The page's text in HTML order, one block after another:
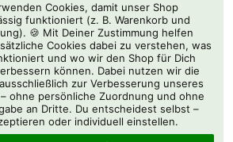
Cookies, damit unser Shop
funktioniert (z. B. Warenkorb und
🍪 Mit Deiner Zustimmung helfen
Cookies dabei zu verstehen, was
und wo wir den Shop für Dich
können. Dabei nutzen wir die
zur Verbesserung unseres
ohne persönliche Zuordnung und ohne
an Dritte. Du entscheidest selbst –
oder individuell einstellen.